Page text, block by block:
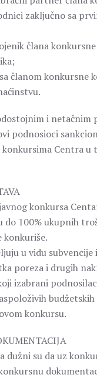
zaključno sa
člana
članom konkursne
i netačnim
podnosioci
konkursima Centra u
konkursa
do 100% ukupnih
konkuriše.
u vidu
poreza i drugih
izabrani
konkursu.
dužni su da uz